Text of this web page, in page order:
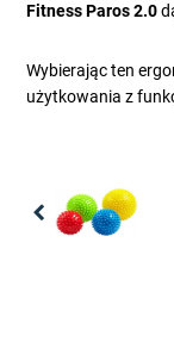
Fitness Paros 2.0
Wybierając ten
użytkowania z